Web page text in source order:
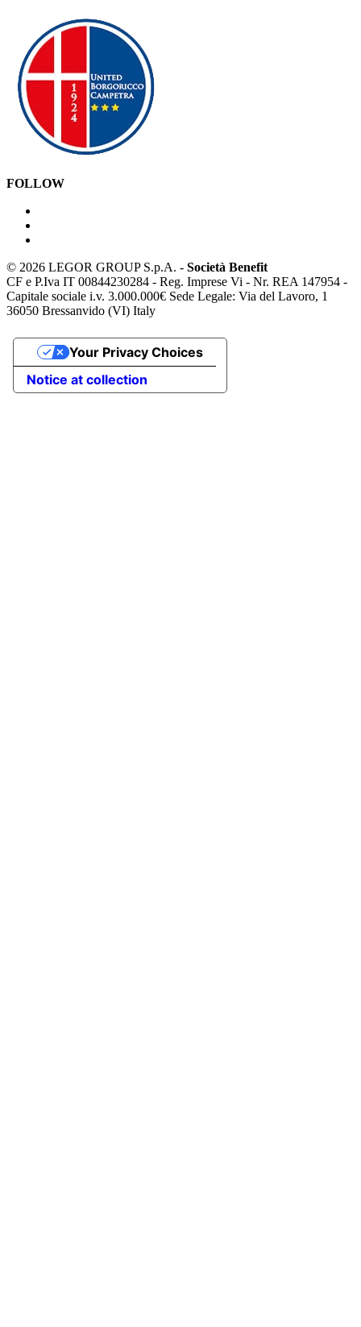
FOLLOW
© 2026 LEGOR GROUP S.p.A. - Società Benefit
CF e P.Iva IT 00844230284 - Reg. Imprese Vi - Nr. REA 147954 -
Capitale sociale i.v. 3.000.000€ Sede Legale: Via del Lavoro, 1
36050 Bressanvido (VI) Italy
Notice at collection
Your Privacy Choices